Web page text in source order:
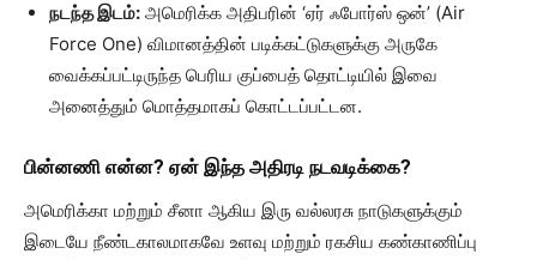
நடந்த இடம்: அமெரிக்க அதிபரின் ‘ஏர் ஃபோர்ஸ் ஒன்’ (Air
Force One) விமானத்தின் படிக்கட்டுகளுக்கு அருகே
வைக்கப்பட்டிருந்த பெரிய குப்பைத் தொட்டியில் இவை
அனைத்தும் மொத்தமாகப் கொட்டப்பட்டன.
பின்னணி என்ன? ஏன் இந்த அதிரடி நடவடிக்கை?
அமெரிக்கா மற்றும் சீனா ஆகிய இரு வல்லரசு நாடுகளுக்கும்
இடையே நீண்டகாலமாகவே உளவு மற்றும் ரகசிய கண்காணிப்பு